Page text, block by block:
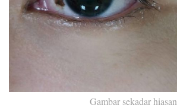
Gambar sekadar hiasan